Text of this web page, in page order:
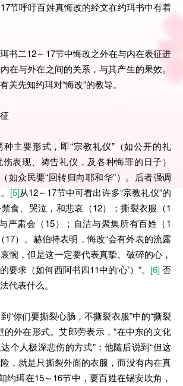
节呼吁百姓真悔改的经文在约珥书中有着
书二12～17节中悔改之外在与内在表征进
在与外在之间的关系，与其产生的果效。
关先知约珥对“悔改”的教导。
主要形式，即“宗教礼仪”（如公开的礼
表现、祷告礼仪，及各种悔罪的日子）
如众民要“回转归向耶和华”）。后者强调
[5]从12～17节中可看出许多“宗教礼仪”的
食、哭泣，和悲哀（12）；撕裂衣服（1
严肃会（15）；自洁与聚集所有百姓（1
17）。赫伯特表明，悔改“会有外表的流露
，但是这一定要代表真挚、破碎的心，
要求（如何西阿书四11中的‘心’）”。 [6]否
代表什么。
“你们要撕裂心肠，不撕裂衣服”中的“撕裂
的外在形式。艾郎劳表示，“在中东的文化
个人极深悲伤的方式”；他随后说到“但这
，就是只撕裂外面的衣服，而没有内在真
约珥在15～16节中，要百姓在锡安吹角，